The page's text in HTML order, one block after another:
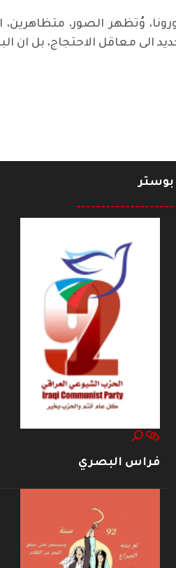
وُتظهر الصور،
الى معاقل الاحتجاج، بل
مسرور
بوستر
--------------------
فراس البصري